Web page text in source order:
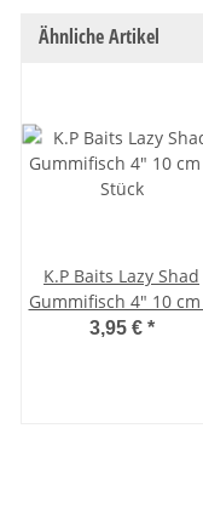
Ähnliche Artikel
K.P Baits Lazy Shad
Gummifisch 4" 10 cm
Stück
3,95 € *